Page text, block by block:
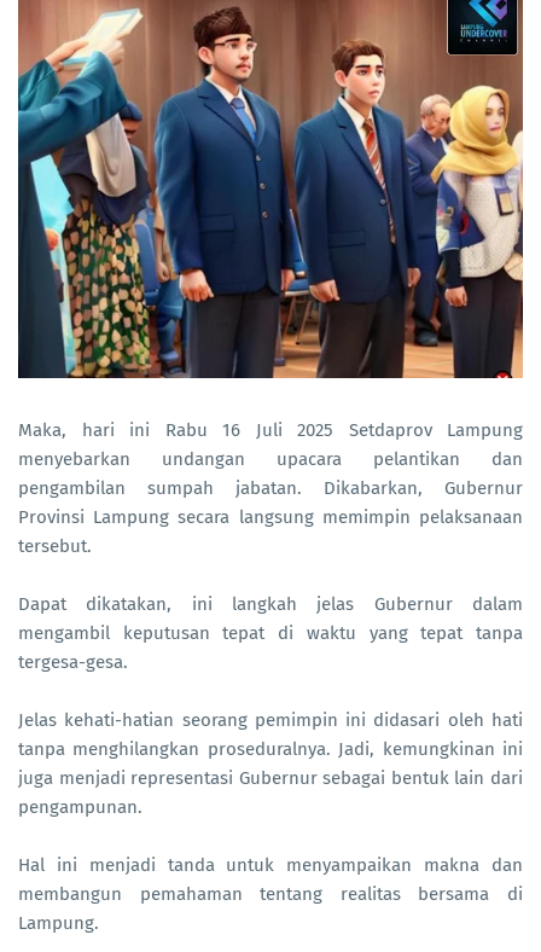
Maka, hari ini Rabu 16 Juli 2025 Setdaprov Lampung
menyebarkan undangan upacara pelantikan dan
pengambilan sumpah jabatan. Dikabarkan, Gubernur
Provinsi Lampung secara langsung memimpin pelaksanaan
tersebut.
Dapat dikatakan, ini langkah jelas Gubernur dalam
mengambil keputusan tepat di waktu yang tepat tanpa
tergesa-gesa.
Jelas kehati-hatian seorang pemimpin ini didasari oleh hati
tanpa menghilangkan proseduralnya. Jadi, kemungkinan ini
juga menjadi representasi Gubernur sebagai bentuk lain dari
pengampunan.
Hal ini menjadi tanda untuk menyampaikan makna dan
membangun pemahaman tentang realitas bersama di
Lampung.